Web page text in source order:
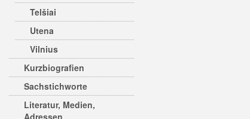
Telšiai
Utena
Vilnius
Kurzbiografien
Sachstichworte
Literatur, Medien,
Adressen,